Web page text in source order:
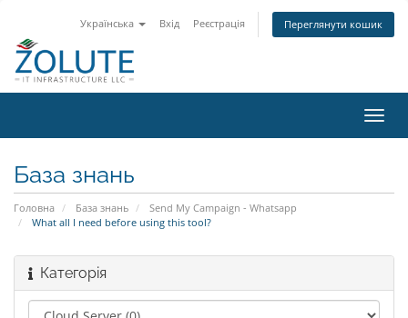
Українська Вхід Реєстрація Переглянути кошик
База знань
Головна База знань
Send My Campaign - Whatsapp
What all I need before using this tool?
Категорія